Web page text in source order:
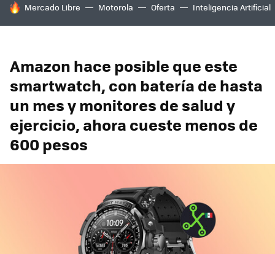
HOY SE HABLA DE
Mercado Libre Motorola Oferta Inteligencia Artificial
Amazon hace posible que este
smartwatch, con batería de hasta
un mes y monitores de salud y
ejercicio, ahora cueste menos de
600 pesos